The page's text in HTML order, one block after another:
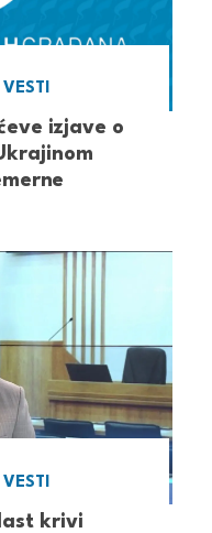
izjave o
krivi